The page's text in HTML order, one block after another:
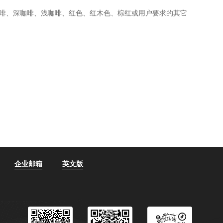
深咖啡、浅咖啡、红色、红木色、棕红或用户要求的其它
企业邮箱 英文版